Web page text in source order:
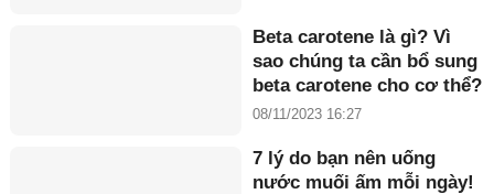
Beta carotene là gì? Vì
sao chúng ta cần bổ sung
beta carotene cho cơ thể?
08/11/2023 16:27
7 lý do bạn nên uống
nước muối ấm mỗi ngày!